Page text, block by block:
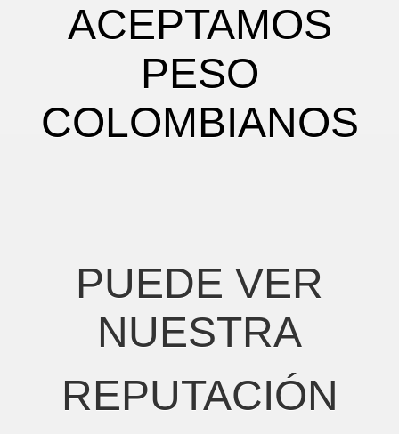
ACEPTAMOS
PESO
COLOMBIANOS
PUEDE VER
NUESTRA
REPUTACIÓN